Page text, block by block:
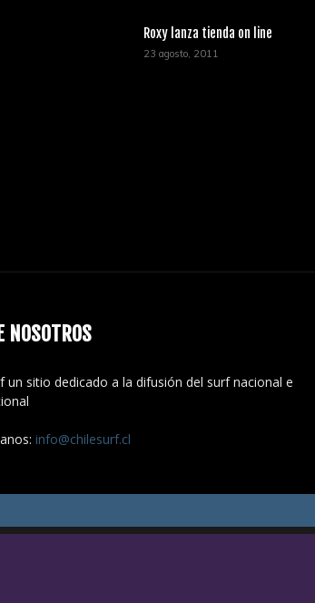
Roxy lanza tienda on line
23 agosto, 2011
NOSOTROS
un sitio dedicado a la difusión del surf nacional e
info@chilesurf.cl